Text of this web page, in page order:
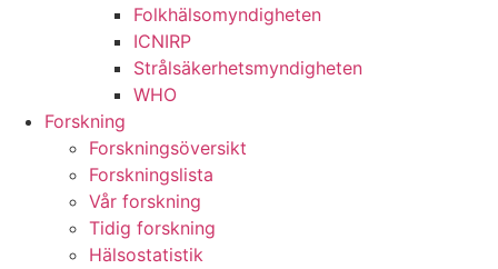
Folkhälsomyndigheten
ICNIRP
Strålsäkerhetsmyndigheten
WHO
Forskning
Forskningsöversikt
Forskningslista
Vår forskning
Tidig forskning
Hälsostatistik